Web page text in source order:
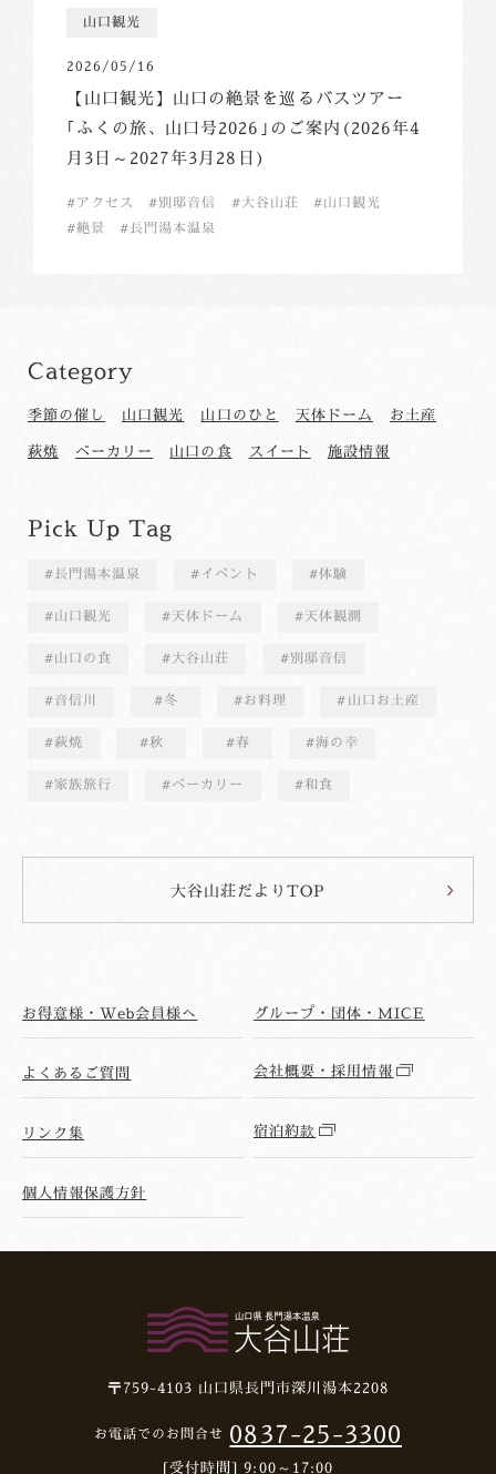
山口観光
2026/05/16
【山口観光】山口の絶景を巡るバスツアー
｢ふくの旅、山口号2026｣のご案内(2026年4
月3日～2027年3月28日)
アクセス 別邸音信 大谷山荘
山口観光
絶景
長門湯本温泉
Category
季節の催し 山口観光 山口のひと 天体ドーム
お土産
萩焼
ベーカリー 山口の食 スイート 施設情報
Pick Up Tag
長門湯本温泉 イベント 体験
山口観光 天体ドーム 天体観測
山口の食 大谷山荘 別邸音信
音信川 冬 お料理 山口お土産
萩焼 秋 春 海の幸
家族旅行 ベーカリー 和食
大谷山荘だよりTOP
お得意様・Web会員様へ グループ・団体・MICE
よくあるご質問 会社概要・採用情報
リンク集 宿泊約款
個人情報保護方針
〒759-4103 山口県長門市深川湯本2208
お電話でのお問合せ 0837-25-3300
[受付時間] 9:00～17:00